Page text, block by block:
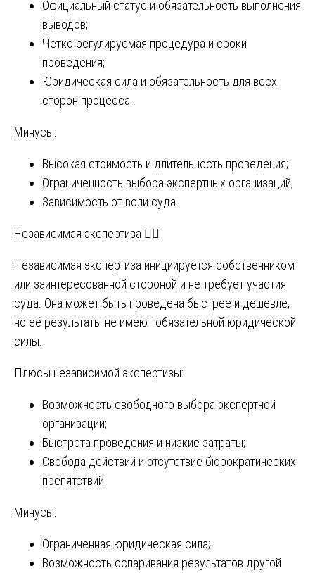
Официальный статус и обязательность выполнения
выводов;
Четко регулируемая процедура и сроки
проведения;
Юридическая сила и обязательность для всех
сторон процесса.
Минусы:
Высокая стоимость и длительность проведения;
Ограниченность выбора экспертных организаций;
Зависимость от воли суда.
Независимая экспертиза 🤷‍♂️
Независимая экспертиза инициируется собственником
или заинтересованной стороной и не требует участия
суда. Она может быть проведена быстрее и дешевле,
но её результаты не имеют обязательной юридической
силы.
Плюсы независимой экспертизы:
Возможность свободного выбора экспертной
организации;
Быстрота проведения и низкие затраты;
Свобода действий и отсутствие бюрократических
препятствий.
Минусы:
Ограниченная юридическая сила;
Возможность оспаривания результатов другой